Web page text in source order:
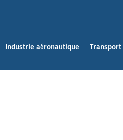
Industrie aéronautique Transport